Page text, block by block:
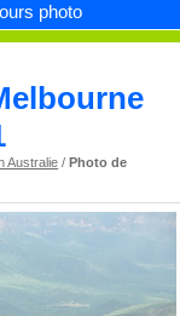
photo
Australie /Photo de